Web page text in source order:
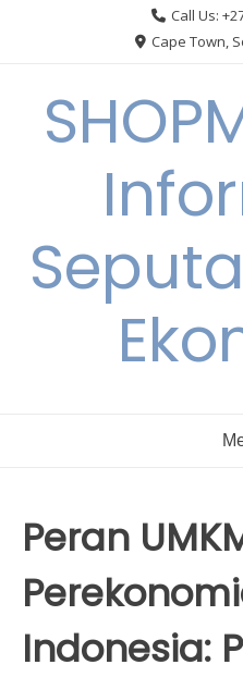
Call Us:
Cape Town,
Peran
Indonesia: